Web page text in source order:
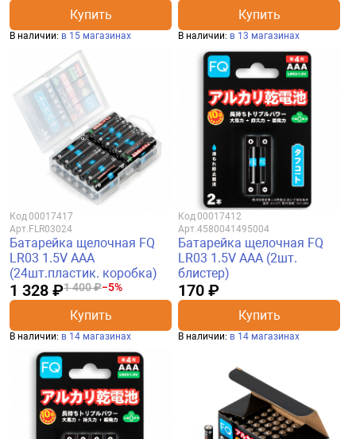
Купить
В наличии: в 15 магазинах
Купить
В наличии: в 13 магазинах
Код00017417
Арт. FLR03024
Батарейка щелочная FQ
LR03 1.5V AAA
(24шт.пластик. коробка)
1 328 ₽1 400 ₽−5%
Купить
В наличии: в 14 магазинах
Код00017412
Арт.4580041495004
Батарейка щелочная FQ
LR03 1.5V AAA (2шт.
блистер)
170 ₽
Купить
В наличии: в 14 магазинах